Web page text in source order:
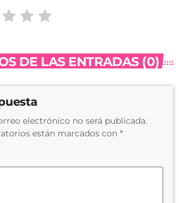
DE LAS ENTRADAS (0)
electrónico no será publicada.
están marcados con *